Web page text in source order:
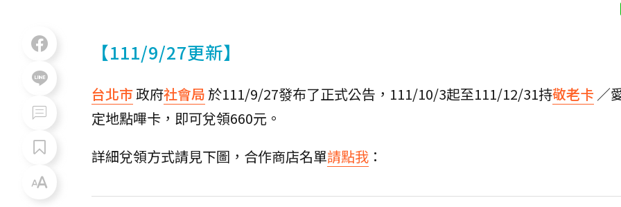
【111/9/27更新】
台北市政府社會局 於111/9/27發布了正式公告，111/10/3起至111/12/31持敬老卡 ／
定地點嗶卡，即可兌領660元。
詳細兌領方式請見下圖，合作商店名單請點我 ：